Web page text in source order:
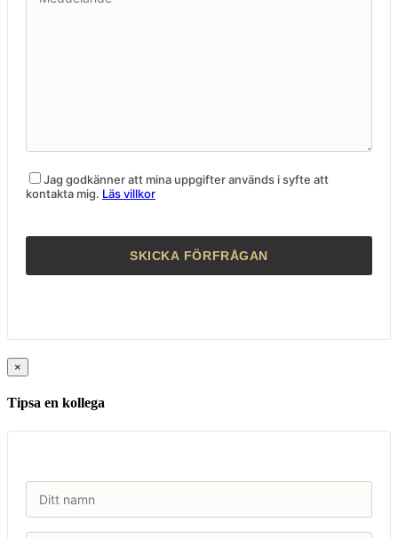
Jag godkänner att mina uppgifter används i syfte att
kontakta mig. Läs villkor
×
Tipsa en kollega